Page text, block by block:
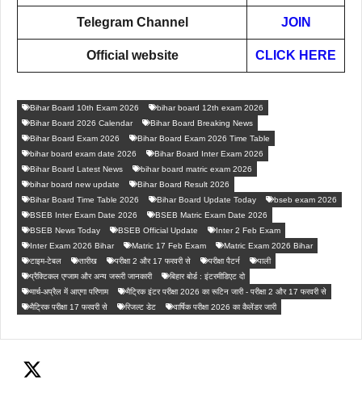
Telegram Channel JOIN
Official website CLICK HERE
Bihar Board 10th Exam 2026
bihar board 12th exam 2026
Bihar Board 2026 Calendar
Bihar Board Breaking News
Bihar Board Exam 2026
Bihar Board Exam 2026 Time Table
bihar board exam date 2026
Bihar Board Inter Exam 2026
Bihar Board Latest News
bihar board matric exam 2026
bihar board new update
Bihar Board Result 2026
Bihar Board Time Table 2026
Bihar Board Update Today
bseb exam 2026
BSEB Inter Exam Date 2026
BSEB Matric Exam Date 2026
BSEB News Today
BSEB Official Update
Inter 2 Feb Exam
Inter Exam 2026 Bihar
Matric 17 Feb Exam
Matric Exam 2026 Bihar
टाइम-टेबल
तारीख परीक्षा 2 और 17 फरवरी से परीक्षा पैटर्न
पाली
प्रैक्टिकल एग्जाम और अन्य जरूरी जानकारी
बिहार बोर्ड : इंटरमीडिएट दो
मार्च-अप्रैल में आएगा परिणाम
मैट्रिक इंटर परीक्षा 2026 का रूटिन जारी - परीक्षा 2 और 17 फरवरी से
मैट्रिक परीक्षा 17 फरवरी से
रिजल्ट डेट वार्षिक परीक्षा 2026 का कैलेंडर जारी